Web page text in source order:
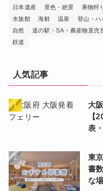
日本遺産
景色・絶景 果物狩
水族館
海鮮 温泉 登山・ハ
自然
道の駅・SA・農産物直売
鉄道
人気記事
大
【
表
東
書
な